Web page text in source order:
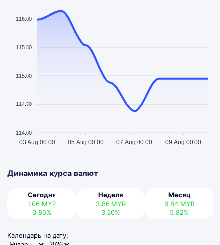
116.00
115.50
115.00
114.50
114.00
03 Aug 00:00 05 Aug 00:00 07 Aug 00:00 09 Aug 00:00
Динамика курса валют
Сегодня
1.06 MYR
0.86%
Неделя
3.86 MYR
3.20%
Месяц
6.84 MYR
5.82%
Календарь на дату: